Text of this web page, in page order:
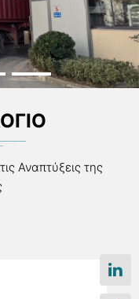
Αναπτύξεις της